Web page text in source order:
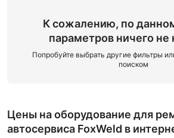
К сожалению, по
параметров ничего не
Попробуйте выбрать другие фильтры
поиском
Цены на оборудование для
автосервиса FoxWeld в